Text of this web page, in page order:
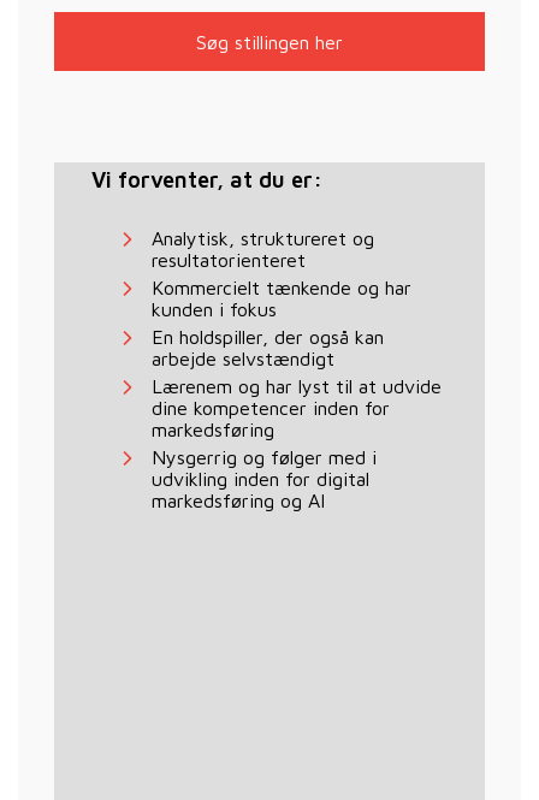
Søg stillingen her
Vi forventer, at du er:
Analytisk, struktureret og
resultatorienteret
Kommercielt tænkende og har
kunden i fokus
En holdspiller, der også kan
arbejde selvstændigt
Lærenem og har lyst til at udvide
dine kompetencer inden for
markedsføring
Nysgerrig og følger med i
udvikling inden for digital
markedsføring og AI